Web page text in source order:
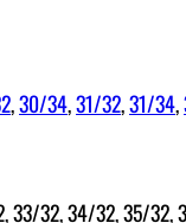
,30/34,31/32,31/34,
33/32, 34/32, 35/